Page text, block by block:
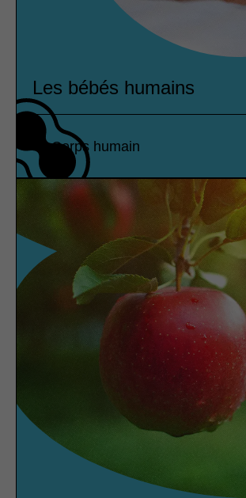
Les bébés humains
Corps humain